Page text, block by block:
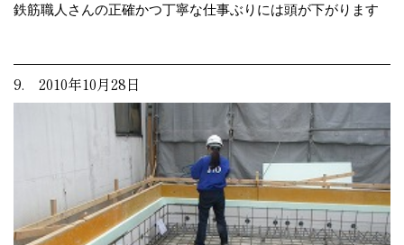
鉄筋職人さんの正確かつ丁寧な仕事ぶりには頭が下がります
9. 2010年10月28日